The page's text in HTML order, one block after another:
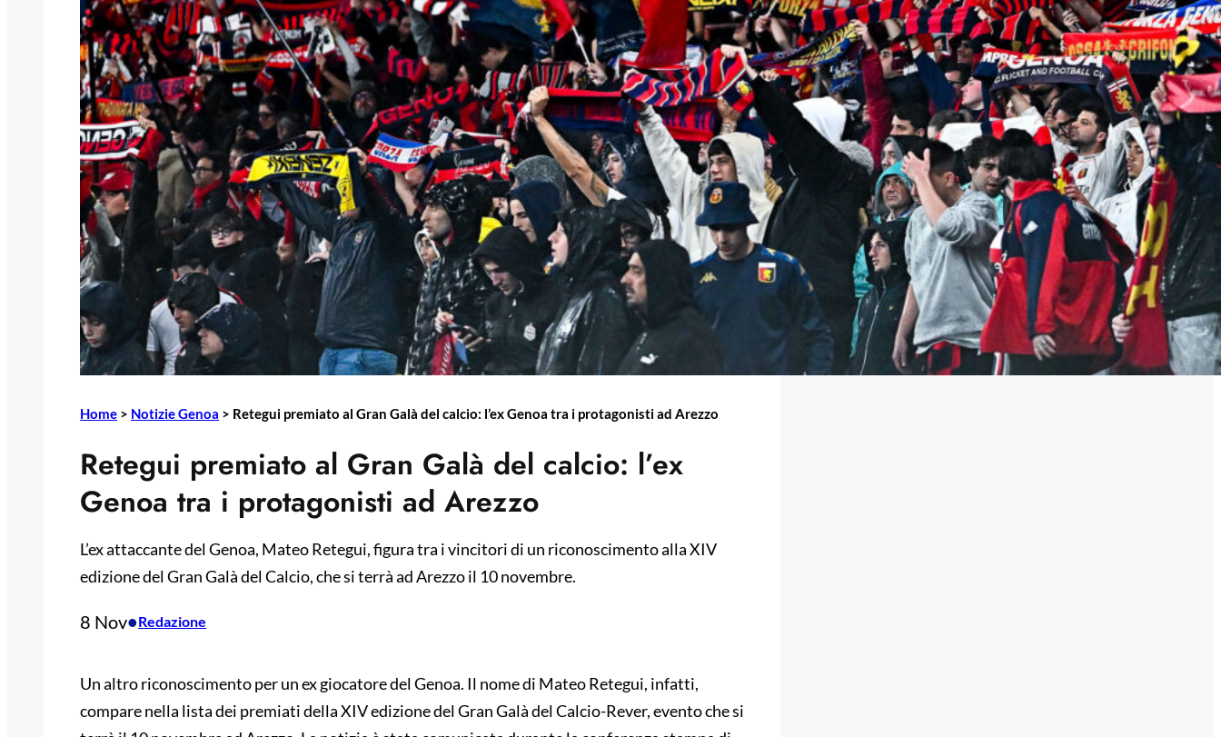
Home > Notizie Genoa > Retegui premiato al Gran Galà del calcio: l’ex Genoa tra i protagonisti ad Arezzo
Retegui premiato al Gran Galà del calcio: l’ex
Genoa tra i protagonisti ad Arezzo
L’ex attaccante del Genoa, Mateo Retegui, figura tra i vincitori di un riconoscimento alla XIV
edizione del Gran Galà del Calcio, che si terrà ad Arezzo il 10 novembre.
8 Nov•Redazione
Un altro riconoscimento per un ex giocatore del Genoa. Il nome di Mateo Retegui, infatti,
compare nella lista dei premiati della XIV edizione del Gran Galà del Calcio-Rever, evento che si